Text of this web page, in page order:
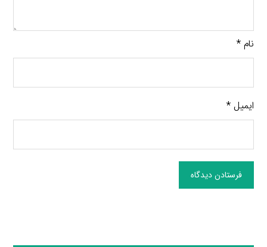
نام*
ایمیل*
فرستادن دیدگاه